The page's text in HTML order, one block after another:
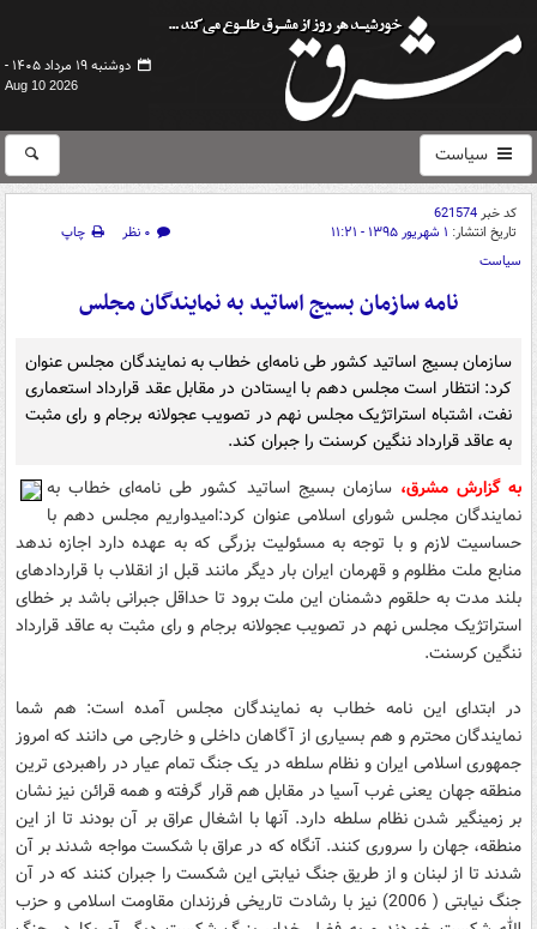
دوشنبه ۱۹ مرداد ۱۴۰۵ -
Aug 10 2026
سیاست
کد خبر621574
تاریخ انتشار: ۱ شهریور ۱۳۹۵ - ۱۱:۲۱ ۰ نظر
چاپ
سیاست
نامه سازمان بسیج اساتید به نمایندگان مجلس
سازمان بسیج اساتید کشور طی نامه‌ای خطاب به نمایندگان مجلس عنوان
کرد: انتظار است مجلس دهم با ایستادن در مقابل عقد قرارداد استعماری
نفت، اشتباه استراتژیک مجلس نهم در تصویب عجولانه برجام و رای مثبت
به عاقد قرارداد ننگین کرسنت را جبران کند.
به گزارش مشرق، سازمان بسیج اساتید کشور طی نامه‌ای خطاب به
نمایندگان مجلس شورای اسلامی عنوان کرد:امیدواریم مجلس دهم با
حساسیت لازم و با توجه به مسئولیت بزرگی که به عهده دارد اجازه ندهد
منابع ملت مظلوم و قهرمان ایران بار دیگر مانند قبل از انقلاب با قراردادهای
بلند مدت به حلقوم دشمنان این ملت برود تا حداقل جبرانی باشد بر خطای
استراتژیک مجلس نهم در تصویب عجولانه برجام و رای مثبت به عاقد قرارداد
ننگین کرسنت.
در ابتدای این نامه خطاب به نمایندگان مجلس آمده است: هم شما
نمایندگان محترم و هم بسیاری از آگاهان داخلی و خارجی می دانند که امروز
جمهوری اسلامی ایران و نظام سلطه در یک جنگ تمام عیار در راهبردی ترین
منطقه جهان یعنی غرب آسیا در مقابل هم قرار گرفته و همه قرائن نیز نشان
بر زمینگیر شدن نظام سلطه دارد. آنها با اشغال عراق بر آن بودند تا از این
منطقه، جهان را سروری کنند. آنگاه که در عراق با شکست مواجه شدند بر آن
شدند تا از لبنان و از طریق جنگ نیابتی این شکست را جبران کنند که در آن
جنگ نیابتی ( 2006) نیز با رشادت تاریخی فرزندان مقاومت اسلامی و حزب